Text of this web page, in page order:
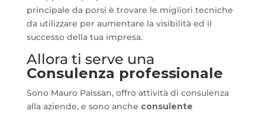
principale da porsi è trovare le migliori tecniche
da utilizzare per aumentare la visibilità ed il
successo della tua impresa.
Allora ti serve una
Consulenza professionale
Sono Mauro Paissan, offro attività di consulenza
alla aziende, e sono anche consulente